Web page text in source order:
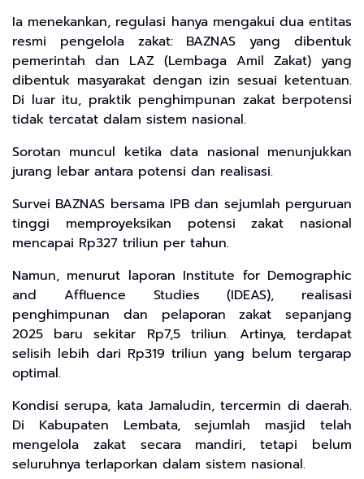
Ia menekankan, regulasi hanya mengakui dua entitas
resmi pengelola zakat: BAZNAS yang dibentuk
pemerintah dan LAZ (Lembaga Amil Zakat) yang
dibentuk masyarakat dengan izin sesuai ketentuan.
Di luar itu, praktik penghimpunan zakat berpotensi
tidak tercatat dalam sistem nasional.
Sorotan muncul ketika data nasional menunjukkan
jurang lebar antara potensi dan realisasi.
Survei BAZNAS bersama IPB dan sejumlah perguruan
tinggi memproyeksikan potensi zakat nasional
mencapai Rp327 triliun per tahun.
Namun, menurut laporan Institute for Demographic
and Affluence Studies (IDEAS), realisasi
penghimpunan dan pelaporan zakat sepanjang
2025 baru sekitar Rp7,5 triliun. Artinya, terdapat
selisih lebih dari Rp319 triliun yang belum tergarap
optimal.
Kondisi serupa, kata Jamaludin, tercermin di daerah.
Di Kabupaten Lembata, sejumlah masjid telah
mengelola zakat secara mandiri, tetapi belum
seluruhnya terlaporkan dalam sistem nasional.